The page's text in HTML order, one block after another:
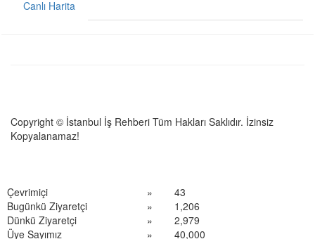
Canlı Harita
Copyright © İstanbul İş Rehberi Tüm Hakları Saklıdır. İzinsiz
Kopyalanamaz!
Çevrimiçi »
43
Bugünkü Ziyaretçi
»
1,206
Dünkü Ziyaretçi
»
2,979
Üye Sayımız
» 40,000